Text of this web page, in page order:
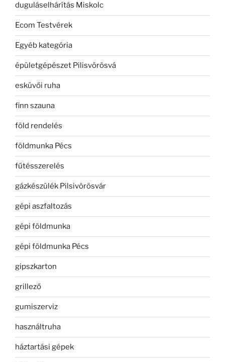
duguláselhárítás Miskolc
Ecom Testvérek
Egyéb kategória
épületgépészet Pilisvörösvá
esküvői ruha
finn szauna
föld rendelés
földmunka Pécs
fűtésszerelés
gázkészülék Pilsivörösvár
gépi aszfaltozás
gépi földmunka
gépi földmunka Pécs
gipszkarton
grillező
gumiszerviz
használtruha
háztartási gépek